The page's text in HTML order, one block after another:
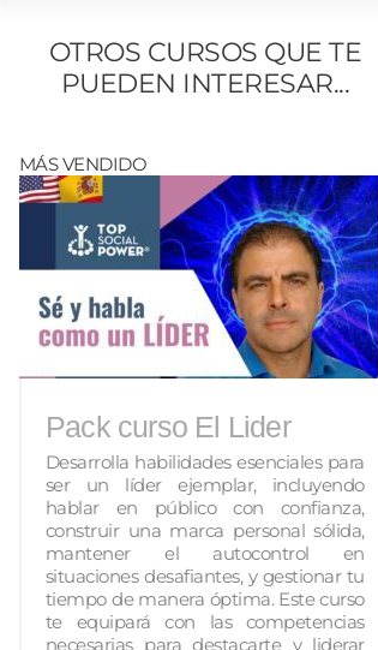
OTROS CURSOS QUE TE
PUEDEN INTERESAR...
MÁS VENDIDO
Pack curso El Lider
Desarrolla habilidades esenciales para
ser un líder ejemplar, incluyendo
hablar en público con confianza,
construir una marca personal sólida,
mantener el autocontrol en
situaciones desafiantes, y gestionar tu
tiempo de manera óptima. Este curso
te equipará con las competencias
necesarias para destacarte y liderar